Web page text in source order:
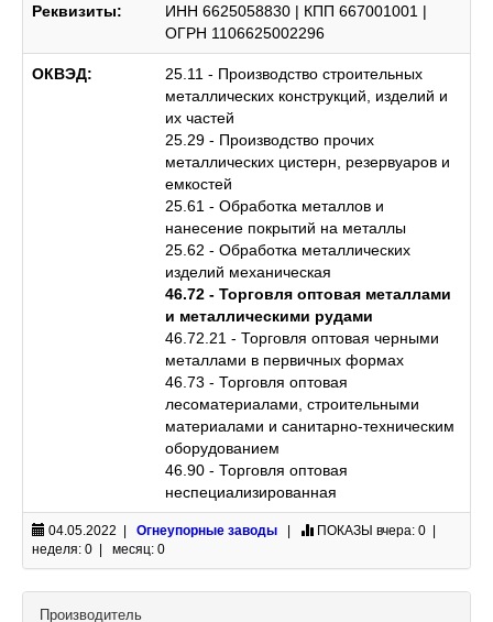
Реквизиты:
ИНН 6625058830 | КПП 667001001 |
ОГРН 1106625002296
ОКВЭД:
25.11 - Производство строительных
металлических конструкций, изделий и
их частей
25.29 - Производство прочих
металлических цистерн, резервуаров и
емкостей
25.61 - Обработка металлов и
нанесение покрытий на металлы
25.62 - Обработка металлических
изделий механическая
46.72 - Торговля оптовая металлами
и металлическими рудами
46.72.21 - Торговля оптовая черными
металлами в первичных формах
46.73 - Торговля оптовая
лесоматериалами, строительными
материалами и санитарно-техническим
оборудованием
46.90 - Торговля оптовая
неспециализированная
04.05.2022 | Огнеупорные заводы | ПОКАЗЫ вчера: 0 |
неделя: 0 | месяц: 0
Производитель